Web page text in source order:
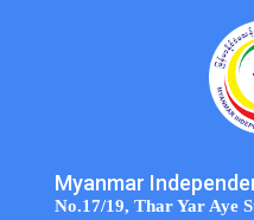
Myanmar
No.17/19, Thar Yar Aye